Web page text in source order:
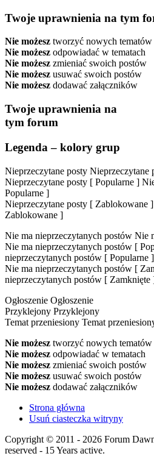
Twoje uprawnienia na tym
Nie możesz tworzyć nowych tematów
Nie możesz odpowiadać w tematach
Nie możesz zmieniać swoich postów
Nie możesz usuwać swoich postów
Nie możesz dodawać załączników
Twoje uprawnienia na
tym forum
Legenda – kolory grup
Nieprzeczytane posty Nieprzeczytane
Nieprzeczytane posty [ Popularne ]
Popularne ]
Nieprzeczytane posty [ Zablokowane ]
Zablokowane ]
Nie ma nieprzeczytanych postów Nie
Nie ma nieprzeczytanych postów [
nieprzeczytanych postów [ Popularne ]
Nie ma nieprzeczytanych postów [
nieprzeczytanych postów [ Zamknięte
Ogłoszenie Ogłoszenie
Przyklejony Przyklejony
Temat przeniesiony Temat
Nie możesz tworzyć nowych tematów
Nie możesz odpowiadać w tematach
Nie możesz zmieniać swoich postów
Nie możesz usuwać swoich postów
Nie możesz dodawać załączników
Strona główna
Usuń ciasteczka witryny
Copyright © 2011 - 2026 Forum
reserved - 15 Years active.